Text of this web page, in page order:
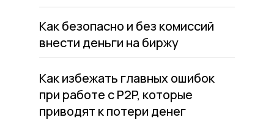
Как безопасно и без комиссий
внести деньги на биржу
Как избежать главных ошибок
при работе с P2P, которые
приводят к потери денег